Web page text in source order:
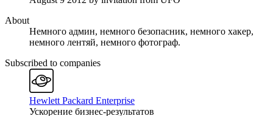
About
Немного админ, немного безопасник, немного хакер,
немного лентяй, немного фотограф.
Subscribed to companies
Hewlett Packard Enterprise
Ускорение бизнес-результатов